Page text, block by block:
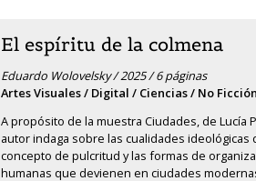
El espíritu de la colmena
Eduardo Wolovelsky / 2025 / 6 páginas
Artes Visuales / Digital / Ciencias / No
A propósito de la muestra Ciudades, de Lucía
autor indaga sobre las cualidades ideológicas
concepto de pulcritud y las formas de
humanas que devienen en ciudades